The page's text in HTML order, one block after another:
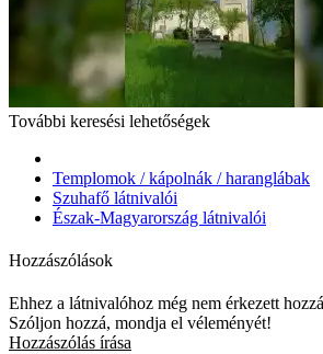
További keresési lehetőségek
Templomok / kápolnák / haranglábak
Szuhafő látnivalói
Észak-Magyarország látnivalói
Hozzászólások
Ehhez a látnivalóhoz még nem érkezett
Szóljon hozzá, mondja el véleményét!
Hozzászólás írása